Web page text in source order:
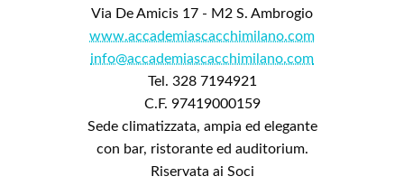
Via De Amicis 17 - M2 S. Ambrogio
www.accademiascacchimilano.com
info@accademiascacchimilano.com
Tel. 328 7194921
C.F. 97419000159
Sede climatizzata, ampia ed elegante
con bar, ristorante ed auditorium.
Riservata ai Soci